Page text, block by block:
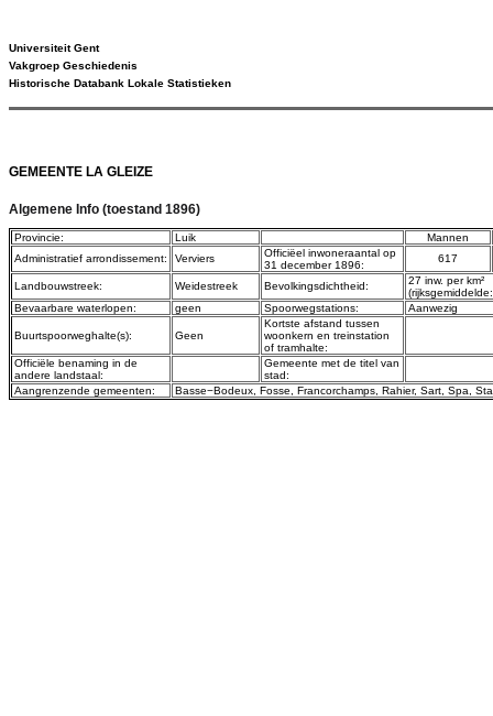
Universiteit Gent
Vakgroep Geschiedenis
Historische Databank Lokale Statistieken
GEMEENTE LA GLEIZE
Algemene Info (toestand 1896)
Provincie: Luik
Mannen
Administratief arrondissement:
Verviers
Officiëel inwoneraantal op
31 december 1896:
617
Landbouwstreek: Weidestreek Bevolkingsdichtheid:
27 inw. per km²
Bevaarbare waterlopen:
geen Spoorwegstations: Aanwezig
Buurtspoorweghalte(s): Geen
Kortste afstand tussen
woonkern en treinstation
of tramhalte:
Officiële benaming in de
andere landstaal:
Gemeente met de titel van
stad:
Aangrenzende gemeenten:
Basse−Bodeux Fosse Francorchamps Rahier, Sart Spa